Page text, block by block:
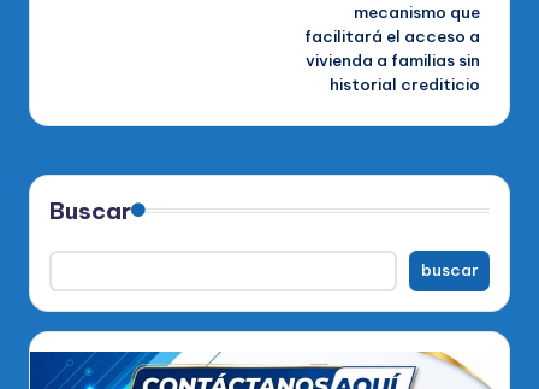
mecanismo que
facilitará el acceso a
vivienda a familias sin
historial crediticio
Buscar
buscar